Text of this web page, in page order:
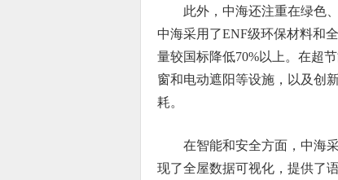
此外，中海还注重在绿色
中海采用了ENF级环保材料和
量较国标降低70%以上。在超
窗和电动遮阳等设施，以及创
耗。
在智能和安全方面，中海
现了全屋数据可视化，提供了